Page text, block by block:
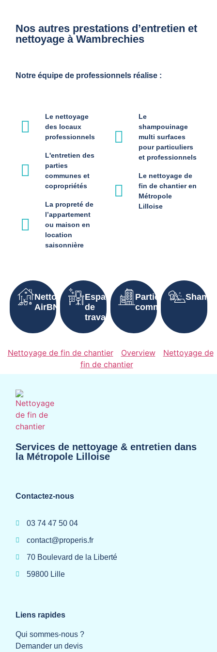
Nos autres prestations d’entretien et
nettoyage à Wambrechies
Notre équipe de professionnels réalise :
Le nettoyage
des locaux
professionnels
L'entretien des
parties
communes et
copropriétés
La propreté de
l’appartement
ou maison en
location
saisonnière
Le
shampouinage
multi surfaces
pour particuliers
et professionnels
Le nettoyage de
fin de chantier en
Métropole
Lilloise
Nettoyage
AirBNB
Espaces
de
travail
Parties
communes
Nettoyage de fin de chantier Overview
Nettoyage de
fin de chantier
Services de nettoyage & entretien dans
la Métropole Lilloise
Contactez-nous
03 74 47 50 04
contact@properis.fr
70 Boulevard de la Liberté
59800 Lille
Liens rapides
Qui sommes-nous ?
Demander un devis